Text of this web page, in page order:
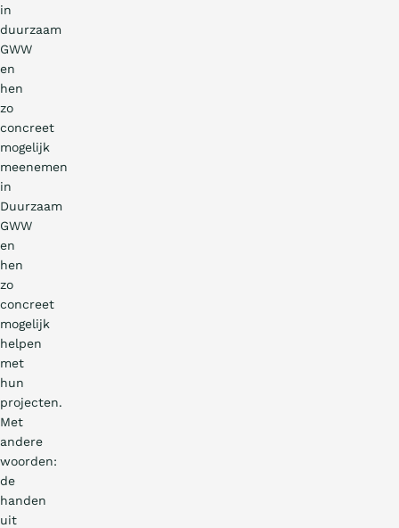
in
duurzaam
GWW
en
hen
zo
concreet
mogelijk
meenemen
in
Duurzaam
GWW
en
hen
zo
concreet
mogelijk
helpen
met
hun
projecten.
Met
andere
woorden:
de
handen
uit